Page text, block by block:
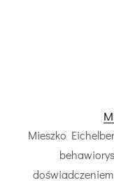
Mieszko